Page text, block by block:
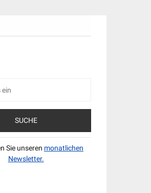
Sie unseren monatlichen
Newsletter.